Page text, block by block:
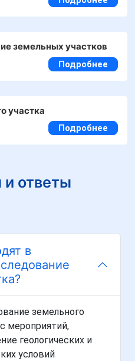
земельных участков
Подробнее
участка
Подробнее
ответы
в
земельного
мероприятий,
геологических и
условий